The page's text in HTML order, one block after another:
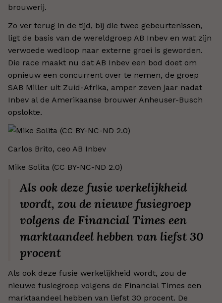
brouwerij.
Zo ver terug in de tijd, bij die twee gebeurtenissen,
ligt de basis van de wereldgroep AB Inbev en wat zijn
verwoede wedloop naar externe groei is geworden.
Die race maakt nu dat AB Inbev een bod doet om
opnieuw een concurrent over te nemen, de groep
SAB Miller uit Zuid-Afrika, amper zeven jaar nadat
Inbev al de Amerikaanse brouwer Anheuser-Busch
opslokte.
Carlos Brito, ceo AB Inbev
Mike Solita (CC BY-NC-ND 2.0)
Als ook deze fusie werkelijkheid
wordt, zou de nieuwe fusiegroep
volgens de Financial Times een
marktaandeel hebben van liefst 30
procent
Als ook deze fusie werkelijkheid wordt, zou de
nieuwe fusiegroep volgens de Financial Times een
marktaandeel hebben van liefst 30 procent. De